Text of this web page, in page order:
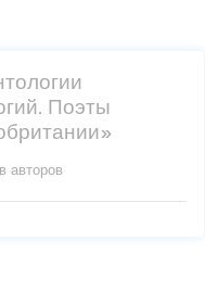
Поэты
авторов